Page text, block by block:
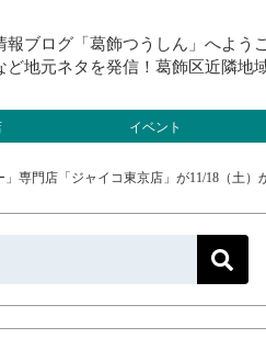
ブログ「葛飾つうしん」へよう
ど地元ネタを発信！葛飾区近隣地
イベント
専門店「ジャイコ東京店」が11/18（土）